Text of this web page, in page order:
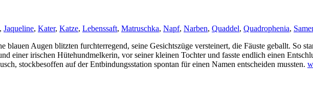
, Jaqueline, Kater, Katze, Lebenssaft, Matruschka, Napf, Narben, Quaddel, Quadrophenia,
blauen Augen blitzten furchterregend, seine Gesichtszüge versteinert, die Fäuste geballt. So
einer irischen Hütehundmelkerin, vor seiner kleinen Tochter und fasste endlich einen
stockbesoffen auf der Entbindungsstation spontan für einen Namen entscheiden mussten.